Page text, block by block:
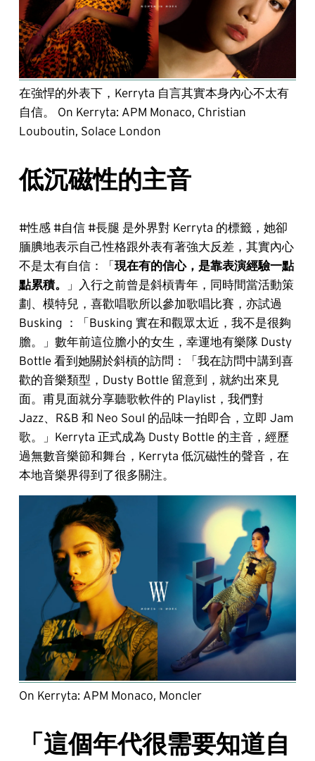
在強悍的外表下，Kerryta 自言其實本身內心不太有
自信。 On Kerryta: APM Monaco, Christian
Louboutin, Solace London
低沉磁性的主音
#性感 #自信 #長腿 是外界對 Kerryta 的標籤，她卻
腼腆地表示自己性格跟外表有著強大反差，其實內心
不是太有自信：「現在有的信心，是靠表演經驗一點
點累積。
」入行之前曾是斜槓青年，同時間當活動策
劃、模特兒，喜歡唱歌所以參加歌唱比賽，亦試過
Busking ：「Busking 實在和觀眾太近，我不是很夠
膽。」數年前這位膽小的女生，幸運地有樂隊 Dusty
Bottle 看到她關於斜槓的訪問：「我在訪問中講到喜
歡的音樂類型，Dusty Bottle 留意到，就約出來見
面。甫見面就分享聽歌軟件的 Playlist，我們對
Jazz、R&B 和 Neo Soul 的品味一拍即合，立即 Jam
歌。」Kerryta 正式成為 Dusty Bottle 的主音，經歷
過無數音樂節和舞台，Kerryta 低沉磁性的聲音，在
本地音樂界得到了很多關注。
On Kerryta: APM Monaco, Moncler
「這個年代很需要知道自